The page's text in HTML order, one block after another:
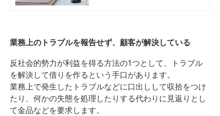
業務上のトラブルを報告せず、顧客が解決している
反社会的勢力が利益を得る方法の1つとして、トラブル
を解決して借りを作るという手口があります。
業務上で発生したトラブルなどに口出しして収拾をつけ
たり、何かの失態を処理したりする代わりに見返りとし
て金品などを要求します。